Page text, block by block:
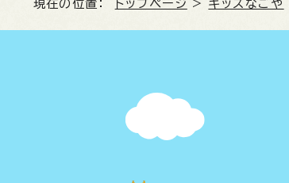
現在の位置： トップページ > キッズなごや